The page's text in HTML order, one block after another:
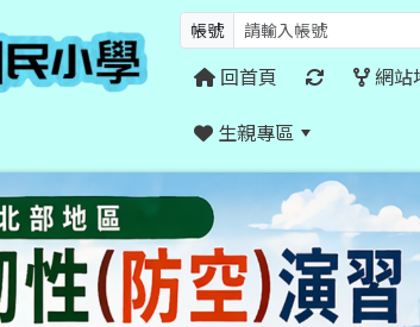
帳號
回首頁 網站
生親專區